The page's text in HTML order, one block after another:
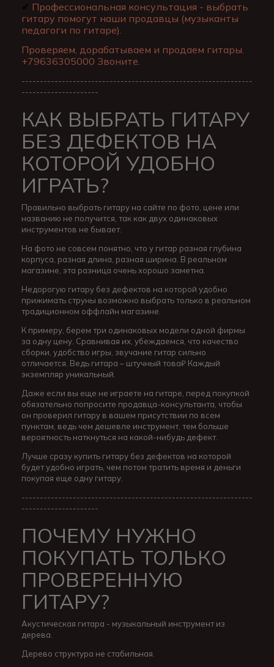
✔ Профессиональная консультация - выбрать
гитару помогут наши продавцы (музыканты
педагоги по гитаре).
Проверяем, дорабатываем и продаем гитары.
+79636305000 Звоните.
---------------------------------------------------------------
---------------------
КАК ВЫБРАТЬ ГИТАРУ
БЕЗ ДЕФЕКТОВ НА
КОТОРОЙ УДОБНО
ИГРАТЬ?
Правильно выбрать гитару на сайте по фото, цене или
названию не получится, так как двух одинаковых
инструментов не бывает.
На фото не совсем понятно, что у гитар разная глубина
корпуса, разная длина, разная ширина. В реальном
магазине, эта разница очень хорошо заметна.
Недорогую гитару без дефектов на которой удобно
прижимать струны возможно выбрать только в реальном
традиционном оффлайн магазине.
К примеру, берем три одинаковых модели одной фирмы
за одну цену. Сравнивая их, убеждаемся, что качество
сборки, удобство игры, звучание гитар сильно
отличается. Ведь гитара – штучный това₽ Каждый
экземпляр уникальный.
Даже если вы еще не играете на гитаре, перед покупкой
обязательно попросите продавца-консультанта, чтобы
он проверил гитару в вашем присутствии по всем
пунктам, ведь чем дешевле инструмент, тем больше
вероятность наткнуться на какой-нибудь дефект.
Лучше сразу купить гитару без дефектов на которой
будет удобно играть, чем потом тратить время и деньги
покупая еще одну гитару.
---------------------------------------------------------------
---------------------
ПОЧЕМУ НУЖНО
ПОКУПАТЬ ТОЛЬКО
ПРОВЕРЕННУЮ
ГИТАРУ?
Акустическая гитара - музыкальный инструмент из
дерева.
Дерево структура не стабильная.